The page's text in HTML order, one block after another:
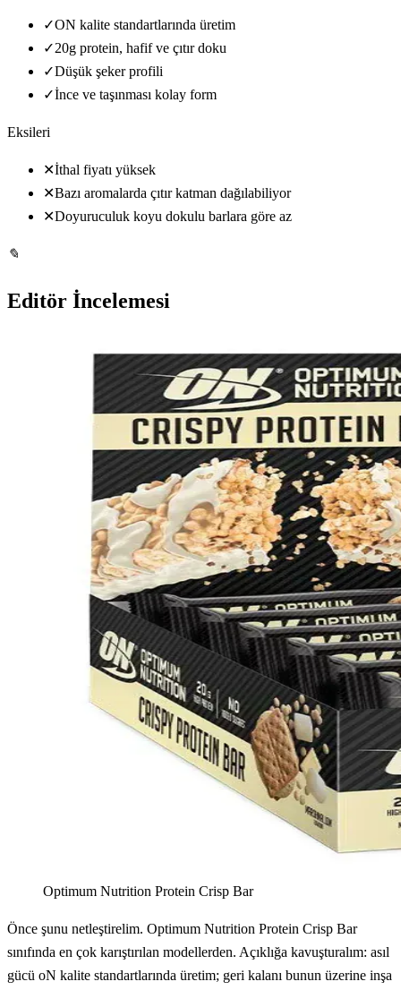
✓ON kalite standartlarında üretim
✓20g protein, hafif ve çıtır doku
✓Düşük şeker profili
✓İnce ve taşınması kolay form
Eksileri
✕İthal fiyatı yüksek
✕Bazı aromalarda çıtır katman dağılabiliyor
✕Doyuruculuk koyu dokulu barlara göre az
✎
Editör İncelemesi
Optimum Nutrition Protein Crisp Bar
Önce şunu netleştirelim. Optimum Nutrition Protein Crisp Bar
sınıfında en çok karıştırılan modellerden. Açıklığa kavuşturalım: asıl
gücü oN kalite standartlarında üretim; geri kalanı bunun üzerine inşa